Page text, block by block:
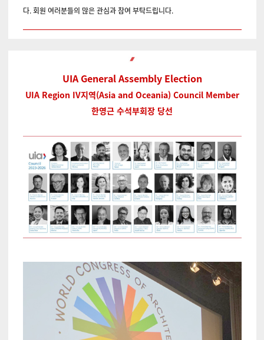
다. 회원 여러분들의 많은 관심과 참여 부탁드립니다.
UIA General Assembly Election
UIA Region IV지역(Asia and Oceania) Council Member
한영근 수석부회장 당선